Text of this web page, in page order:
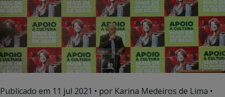
Publicado em 11 jul 2021 • por Karina Medeiros de Lima •